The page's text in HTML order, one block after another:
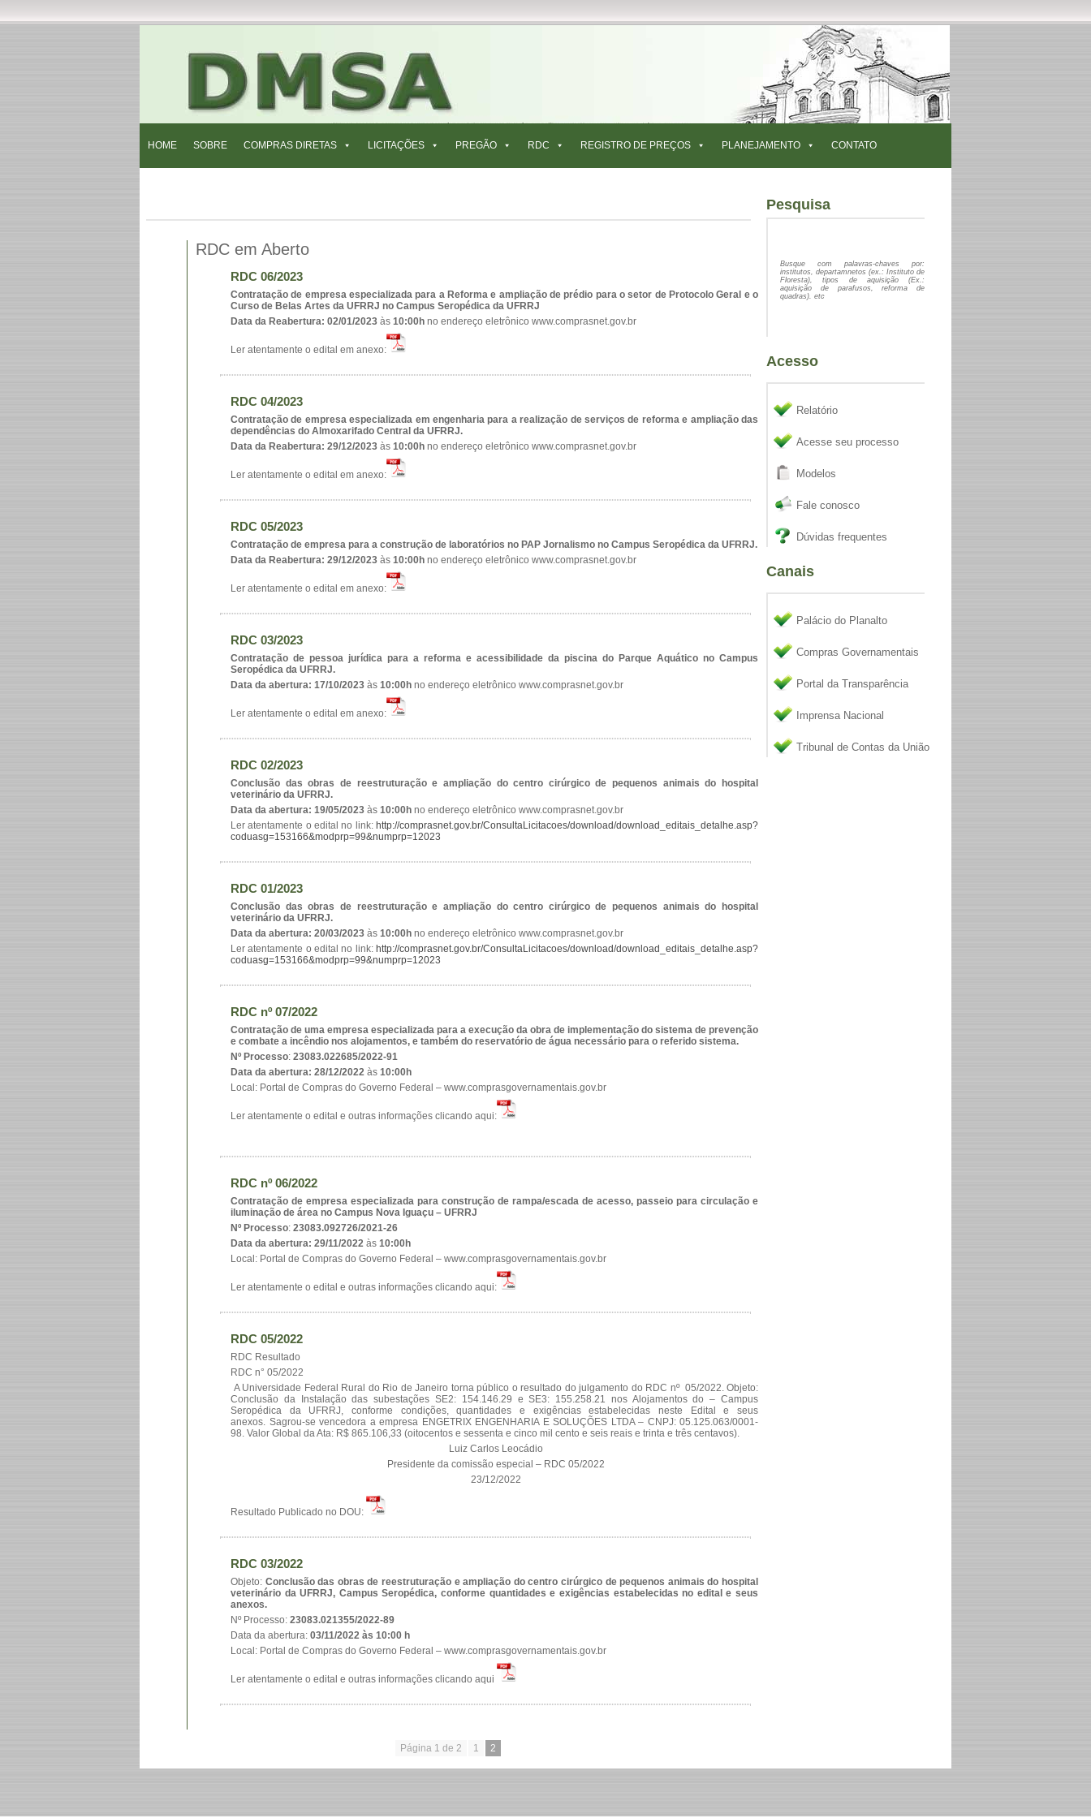
HOME SOBRE COMPRAS DIRETAS LICITAÇÕES PREGÃO RDC REGISTRO DE PREÇOS PLANEJAMENTO CONTATO
RDC em Aberto
RDC 06/2023
Contratação de empresa especializada para a Reforma e ampliação de prédio para o setor de Protocolo Geral e o
Curso de Belas Artes da UFRRJ no Campus Seropédica da UFRRJ
Data da Reabertura: 02/01/2023 às 10:00h no endereço eletrônico www.comprasnet.gov.br
Ler atentamente o edital em anexo:
RDC 04/2023
Contratação de empresa especializada em engenharia para a realização de serviços de reforma e ampliação das
dependências do Almoxarifado Central da UFRRJ.
Data da Reabertura: 29/12/2023 às 10:00h no endereço eletrônico www.comprasnet.gov.br
Ler atentamente o edital em anexo:
RDC 05/2023
Contratação de empresa para a construção de laboratórios no PAP Jornalismo no Campus Seropédica da UFRRJ.
Data da Reabertura: 29/12/2023 às 10:00h no endereço eletrônico www.comprasnet.gov.br
Ler atentamente o edital em anexo:
RDC 03/2023
Contratação de pessoa jurídica para a reforma e acessibilidade da piscina do Parque Aquático no Campus
Seropédica da UFRRJ.
Data da abertura: 17/10/2023 às 10:00h no endereço eletrônico www.comprasnet.gov.br
Ler atentamente o edital em anexo:
RDC 02/2023
Conclusão das obras de reestruturação e ampliação do centro cirúrgico de pequenos animais do hospital
veterinário da UFRRJ.
Data da abertura: 19/05/2023 às 10:00h no endereço eletrônico www.comprasnet.gov.br
Ler atentamente o edital no link: http://comprasnet.gov.br/ConsultaLicitacoes/download/download_editais_detalhe.asp?
coduasg=153166&modprp=99&numprp=12023
RDC 01/2023
Conclusão das obras de reestruturação e ampliação do centro cirúrgico de pequenos animais do hospital
veterinário da UFRRJ.
Data da abertura: 20/03/2023 às 10:00h no endereço eletrônico www.comprasnet.gov.br
Ler atentamente o edital no link: http://comprasnet.gov.br/ConsultaLicitacoes/download/download_editais_detalhe.asp?
coduasg=153166&modprp=99&numprp=12023
RDC nº 07/2022
Contratação de uma empresa especializada para a execução da obra de implementação do sistema de prevenção
e combate a incêndio nos alojamentos, e também do reservatório de água necessário para o referido sistema.
Nº Processo: 23083.022685/2022-91
Data da abertura: 28/12/2022 às 10:00h
Local: Portal de Compras do Governo Federal – www.comprasgovernamentais.gov.br
Ler atentamente o edital e outras informações clicando aqui:
RDC nº 06/2022
Contratação de empresa especializada para construção de rampa/escada de acesso, passeio para circulação e
iluminação de área no Campus Nova Iguaçu – UFRRJ
Nº Processo: 23083.092726/2021-26
Data da abertura: 29/11/2022 às 10:00h
Local: Portal de Compras do Governo Federal – www.comprasgovernamentais.gov.br
Ler atentamente o edital e outras informações clicando aqui:
RDC 05/2022
RDC Resultado
RDC n° 05/2022
A Universidade Federal Rural do Rio de Janeiro torna público o resultado do julgamento do RDC nº 05/2022. Objeto:
Conclusão da Instalação das subestações SE2: 154.146.29 e SE3: 155.258.21 nos Alojamentos do – Campus
Seropédica da UFRRJ, conforme condições, quantidades e exigências estabelecidas neste Edital e seus
anexos. Sagrou-se vencedora a empresa ENGETRIX ENGENHARIA E SOLUÇÕES LTDA – CNPJ: 05.125.063/0001-
98. Valor Global da Ata: R$ 865.106,33 (oitocentos e sessenta e cinco mil cento e seis reais e trinta e três centavos).
Luiz Carlos Leocádio
Presidente da comissão especial – RDC 05/2022
23/12/2022
Resultado Publicado no DOU:
RDC 03/2022
Objeto: Conclusão das obras de reestruturação e ampliação do centro cirúrgico de pequenos animais do hospital
veterinário da UFRRJ, Campus Seropédica, conforme quantidades e exigências estabelecidas no edital e seus
anexos.
Nº Processo: 23083.021355/2022-89
Data da abertura: 03/11/2022 às 10:00 h
Local: Portal de Compras do Governo Federal – www.comprasgovernamentais.gov.br
Ler atentamente o edital e outras informações clicando aqui
Página 1 de 2 1 2
Pesquisa
Busque com palavras-chaves por:
institutos, departamnetos (ex.: Instituto de
Floresta), tipos de aquisição (Ex.:
aquisição de parafusos, reforma de
quadras). etc
Acesso
Relatório
Acesse seu processo
Modelos
Fale conosco
Dúvidas frequentes
Canais
Palácio do Planalto
Compras Governamentais
Portal da Transparência
Imprensa Nacional
Tribunal de Contas da União